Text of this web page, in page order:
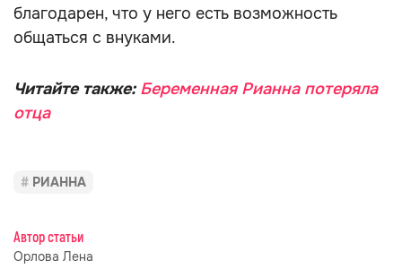
благодарен, что у него есть возможность
общаться с внуками.
Читайте также: Беременная Рианна потеряла
отца
РИАННА
Автор статьи
Орлова Лена